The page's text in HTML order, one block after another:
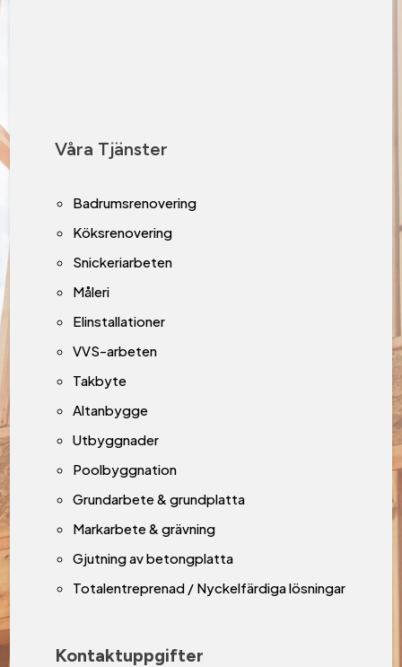
Våra Tjänster
Badrumsrenovering
Köksrenovering
Snickeriarbeten
Måleri
Elinstallationer
VVS-arbeten
Takbyte
Altanbygge
Utbyggnader
Poolbyggnation
Grundarbete & grundplatta
Markarbete & grävning
Gjutning av betongplatta
Totalentreprenad / Nyckelfärdiga lösningar
Kontaktuppgifter